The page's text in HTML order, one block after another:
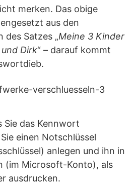
merken. Das obige
aus den
des Satzes „Meine 3 Kinder
Dirk“ – darauf kommt
Sie das Kennwort
einen Notschlüssel
anlegen und ihn in
(im Microsoft-Konto), als
ausdrucken.